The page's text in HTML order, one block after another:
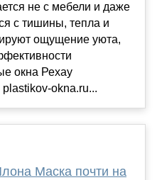
не с мебели и даже
с тишины, тепла и
ощущение уюта,
окна Рехау
okna.ru...
Маска почти на